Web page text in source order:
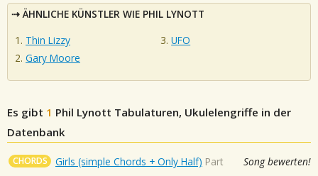
ÄHNLICHE KÜNSTLER WIE PHIL LYNOTT
Thin Lizzy
Gary Moore
UFO
Es gibt 1 Phil Lynott Tabulaturen, Ukulelengriffe in der
Datenbank
CHORDS Girls (simple Chords + Only Half) Part Song bewerten!